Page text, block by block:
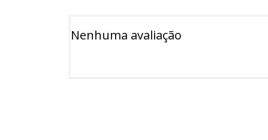
Nenhuma avaliação